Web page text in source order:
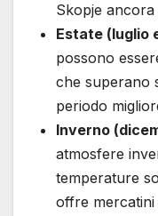
Skopje
Estate (luglio
possono
che superano
periodo
Inverno
atmosfere
temperature
offre mercatini